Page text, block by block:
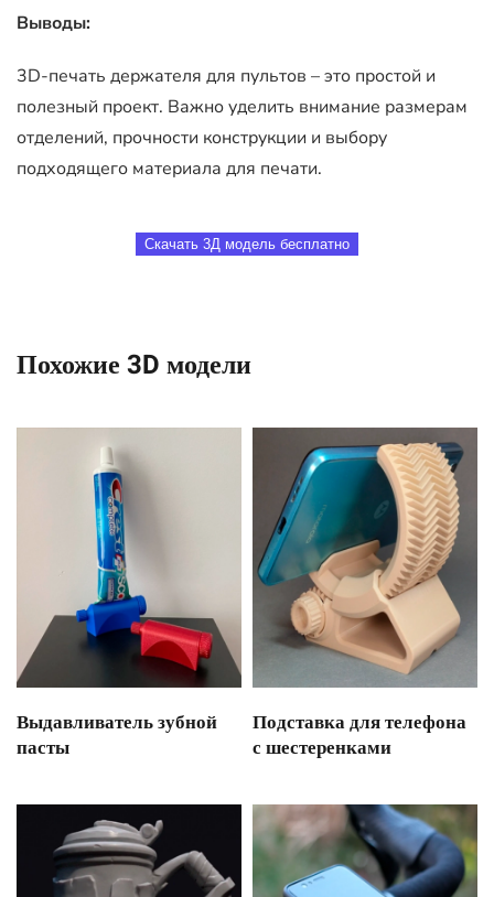
Выводы:
3D-печать держателя для пультов – это простой и
полезный проект. Важно уделить внимание размерам
отделений, прочности конструкции и выбору
подходящего материала для печати.
Скачать 3Д модель бесплатно
Похожие 3D модели
Выдавливатель зубной
пасты
Подставка для телефона
с шестеренками